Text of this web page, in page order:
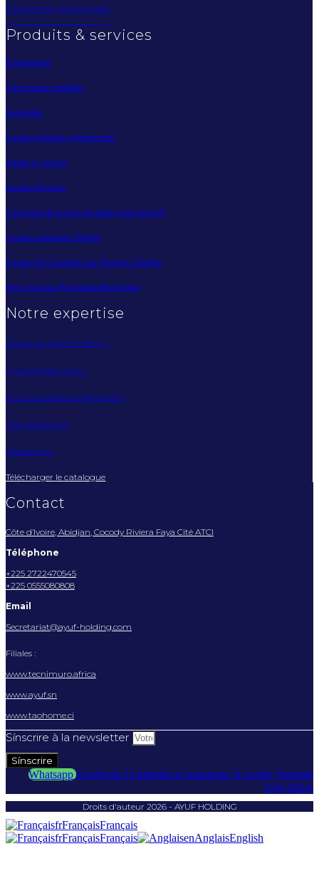
Évènement grand public
Produits & services
Évènementiel
Construction modulaire
Immobilier
Location d'articles évènementiels
Stands sur mesure
Location de tentes
Conception & location de stands professionnels
Location chapiteaux Abidjan
Location de Chapiteau pour Mariage à Abidjan
Devis Structure Événementielle Abidjan
Notre expertise
Pourquoi Ayuf Holding ?
Qui sommes-nous ?
AYUF architecture éphémère
Nos réalisations
Mediaroom
Télécharger le catalogue
Contact
Côte d’Ivoire, Abidjan, Cocody Riviera Faya Cité ATCI
Téléphone
+225 2722470545
+225 0555080808
Email
Secretariat@ayuf-holding.com
Filiales :
www.tecnimuro.africa
www.ayuf.sn
www.taohome.ci
Sínscrire à la newsletter
Sínscrire
Whatsapp Facebook-f Linkedin-in Instagram X-twitterYoutube
Icon-tiktok
Droits d'auteur 2026 - AYUF HOLDING
frFrançaisFrançais
frFrançaisFrançais enAnglaisEnglish